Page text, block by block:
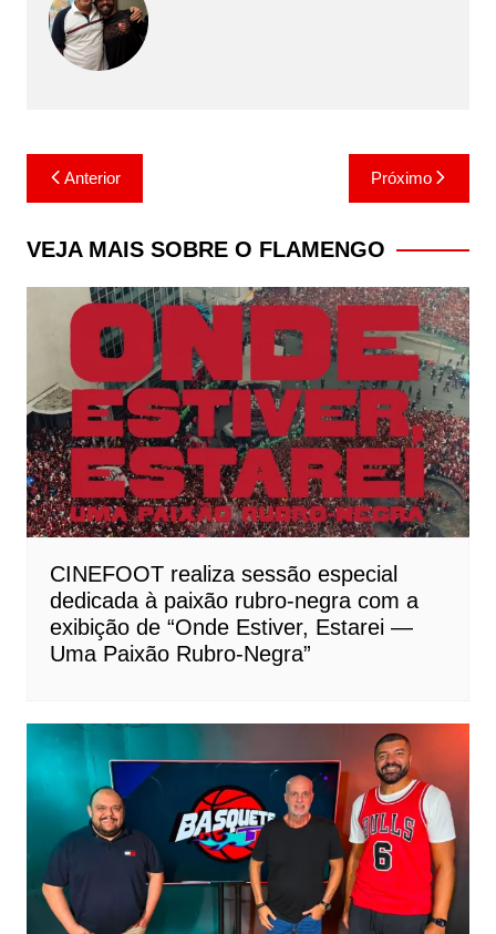
Navegação
de
Post
Anterior Próximo
VEJA MAIS SOBRE O FLAMENGO
CINEFOOT realiza sessão especial
dedicada à paixão rubro-negra com a
exibição de “Onde Estiver, Estarei —
Uma Paixão Rubro-Negra”